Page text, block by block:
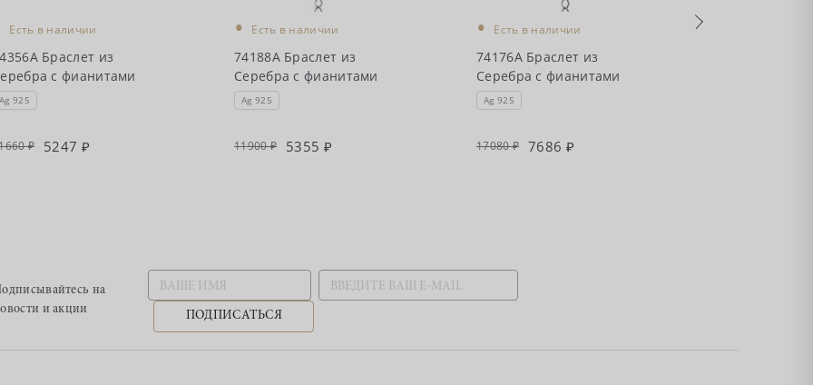
Есть в наличии
Браслет из
с фианитами
Ag 925
5247
• Есть в наличии
74188А Браслет из
Серебра с фианитами
Ag 925
11900 5355
• Есть в наличии
74176А Браслет из
Серебра с фианитами
Ag 925
17080 7686
на
и акции
ПОДПИСАТЬСЯ